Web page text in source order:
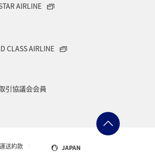
AIRLINE
CLASS AIRLINE
引協議会会員
運送約款
JAPAN